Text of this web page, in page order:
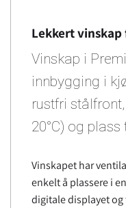
Lekkert
Vinskap i
innbygging i
rustfri
20°C) og
Vinskapet har
enkelt å plassere i
digitale displayet